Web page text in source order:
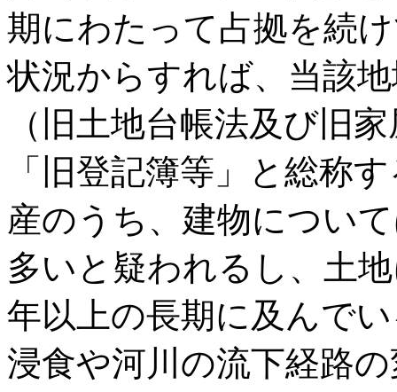
期にわたって占拠を続
状況からすれば、当該
（旧土地台帳法及び旧
「旧登記簿等」と総称
産のうち、建物につい
多いと疑われるし、土
年以上の長期に及んで
浸食や河川の流下経路